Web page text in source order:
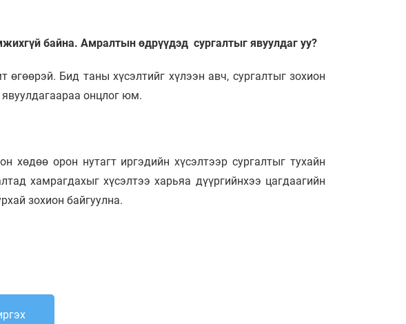
байна. Амралтын өдрүүдэд сургалтыг явуулдаг уу?
Бид таны хүсэлтийг хүлээн авч, сургалтыг зохион
онцлог юм.
хөдөө орон нутагт иргэдийн хүсэлтээр сургалтыг тухайн
хамрагдахыг хүсэлтээ харьяа дүүргийнхээ цагдаагийн
зохион байгуулна.